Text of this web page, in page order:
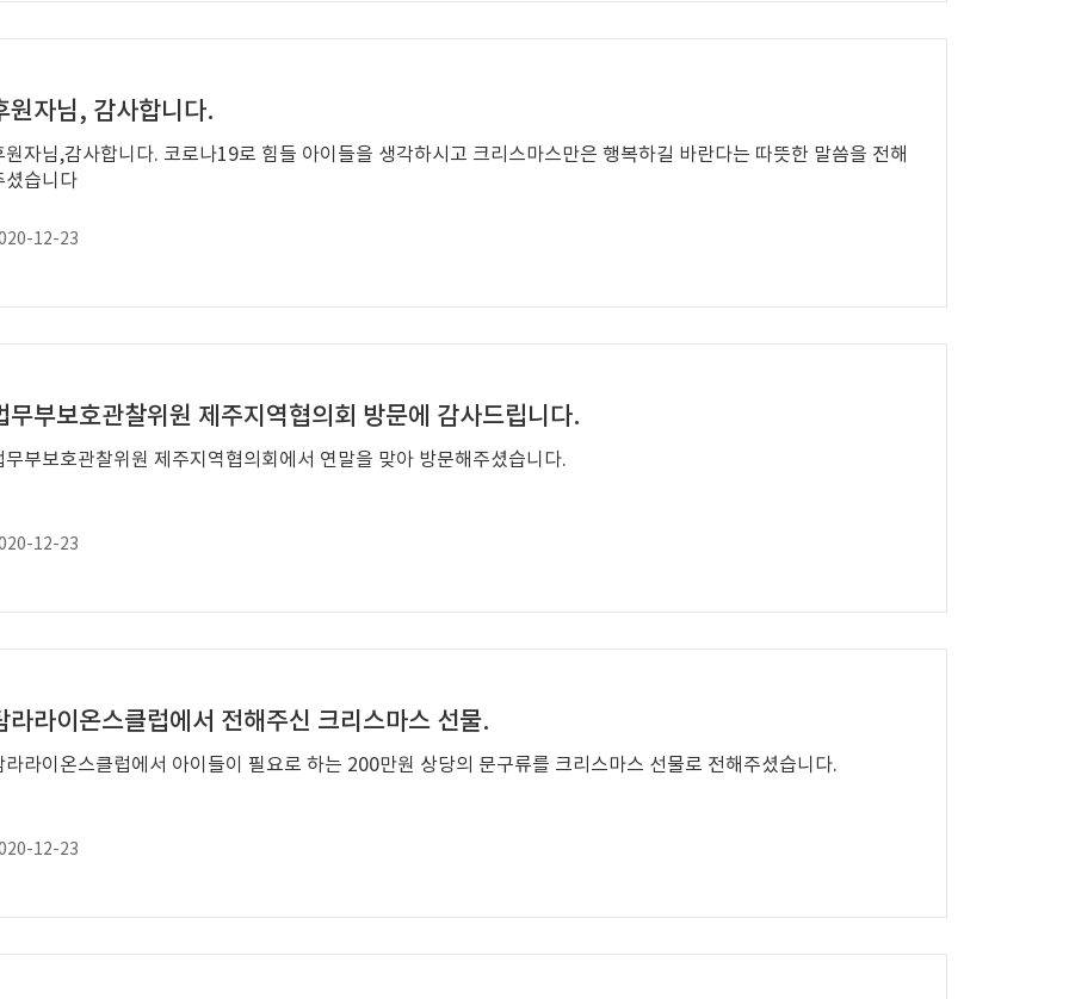
원자님, 감사합니다.
원자님,감사합니다. 코로나19로 힘들 아이들을 생각하시고 크리스마스만은 행복하길 바란다는 따뜻한 말씀을 전해
셨습니다
12-23
무부보호관찰위원 제주지역협의회 방문에 감사드립니다.
무부보호관찰위원 제주지역협의회에서 연말을 맞아 방문해주셨습니다.
12-23
라라이온스클럽에서 전해주신 크리스마스 선물.
라라이온스클럽에서 아이들이 필요로 하는 200만원 상당의 문구류를 크리스마스 선물로 전해주셨습니다.
12-23